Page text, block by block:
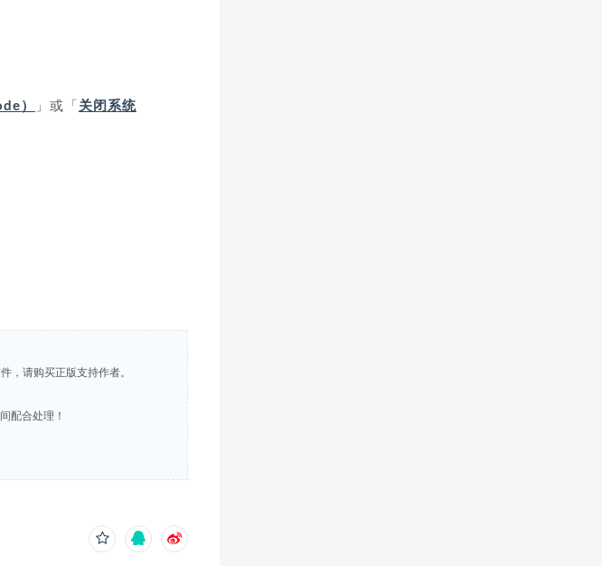
） 」或「 关闭系统
，请购买正版支持作者。
配合处理！